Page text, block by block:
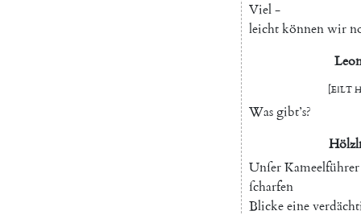
Viel-
leichtkönnenwir
[eilt
Wasgibt’s?
UnſerKameelführer
ſcharfen
Blickeeine